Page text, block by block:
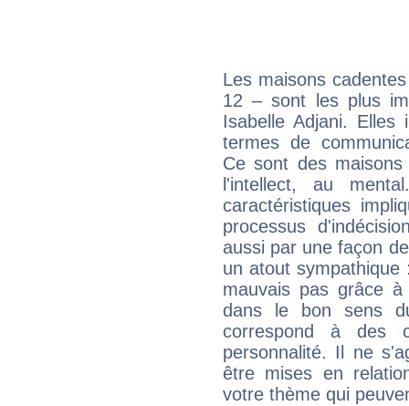
Les maisons
12 – sont les plus
Isabelle Adjani. Elles
termes de
Ce sont des
l'intellect, au
caractéristiques
processus
aussi par une façon
un atout
mauvais pas grâce
dans le bon sens
correspond à des
personnalité. Il ne
être mises en
votre thème qui